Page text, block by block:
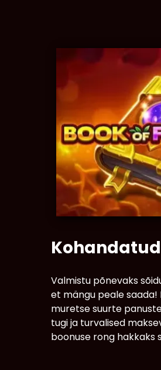
Valmistu põnevaks
et mängu peale saada!
muretse suurte
tugi ja turvalised
boonuse rong hakkaks